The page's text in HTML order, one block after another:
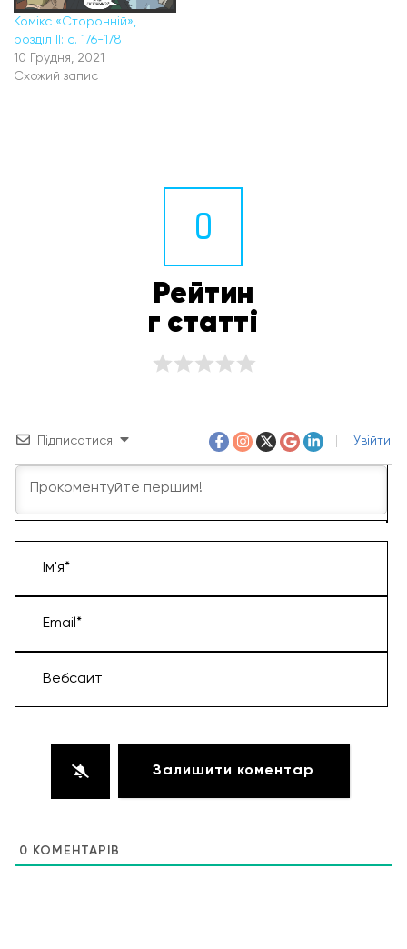
Комікс «Сторонній»,
розділ II: с. 176-178
10 Грудня, 2021
Схожий запис
0
Рейтин
г статті
Підписатися Увійти
Ім'я*
Email*
Вебсайт
0 КОМЕНТАРІВ